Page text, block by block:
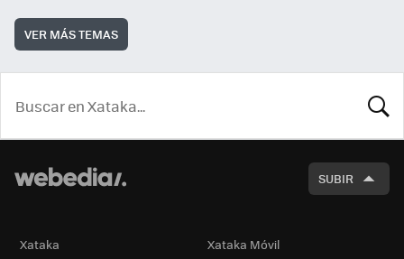
VER MÁS TEMAS
SUBIR
Xataka Xataka Móvil